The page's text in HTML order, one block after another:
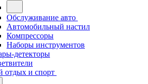
Обслуживание авто
Автомобильный настил
Компрессоры
Наборы инструментов
детекторы
отдых и спорт